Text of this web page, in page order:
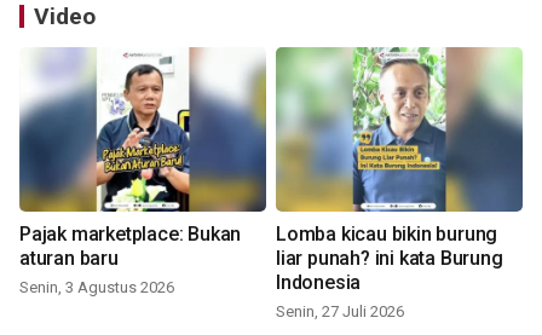
Video
Pajak marketplace: Bukan
aturan baru
Senin, 3 Agustus 2026
Lomba kicau bikin burung
liar punah? ini kata Burung
Indonesia
Senin, 27 Juli 2026